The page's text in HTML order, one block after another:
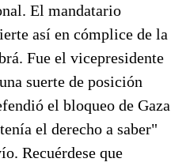
El mandatario
así en cómplice de la
Fue el vicepresidente
suerte de posición
el bloqueo de Gaza
el derecho a saber"
Recuérdese que